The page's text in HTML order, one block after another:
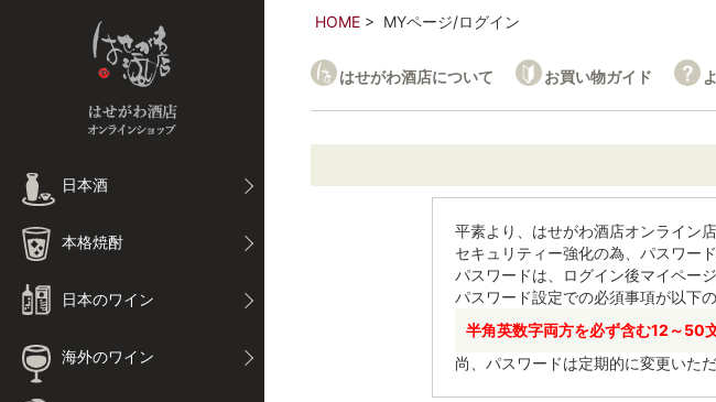
日本酒
本格焼酎
日本のワイン
海外のワイン
HOME MYページ/ログイン
はせがわ酒店について お買い物ガイド
平素より、はせがわ酒店オンライン
セキュリティー強化の為、パスワー
パスワードは、ログイン後マイペー
パスワード設定での必須事項が以下
半角英数字両方を必ず含む12～50
尚、パスワードは定期的に変更いた